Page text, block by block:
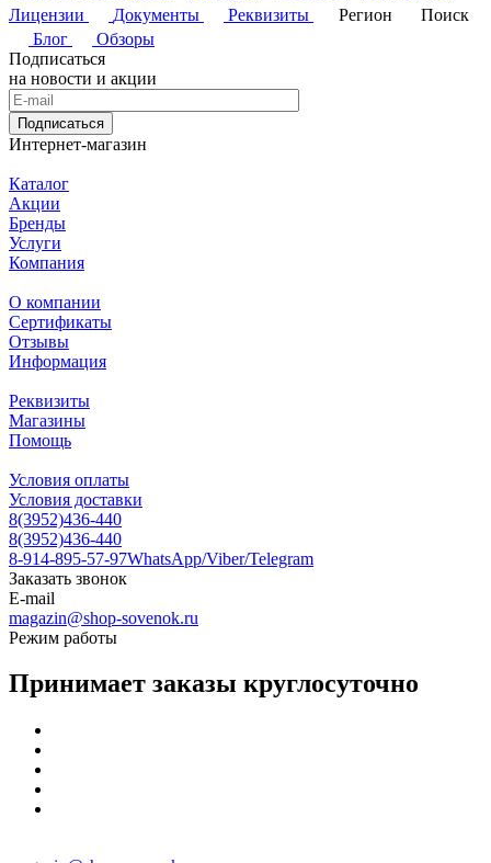
Лицензии
Документы Реквизиты Регион
Поиск
Блог
Обзоры
Подписаться
на новости и акции
Подписаться
Интернет-магазин
Каталог
Акции
Бренды
Услуги
Компания
О компании
Сертификаты
Отзывы
Информация
Реквизиты
Магазины
Помощь
Условия оплаты
Условия доставки
8(3952)436-440
8(3952)436-440
8-914-895-57-97WhatsApp/Viber/Telegram
Заказать звонок
E-mail
magazin@shop-sovenok.ru
Режим работы
Принимает заказы круглосуточно